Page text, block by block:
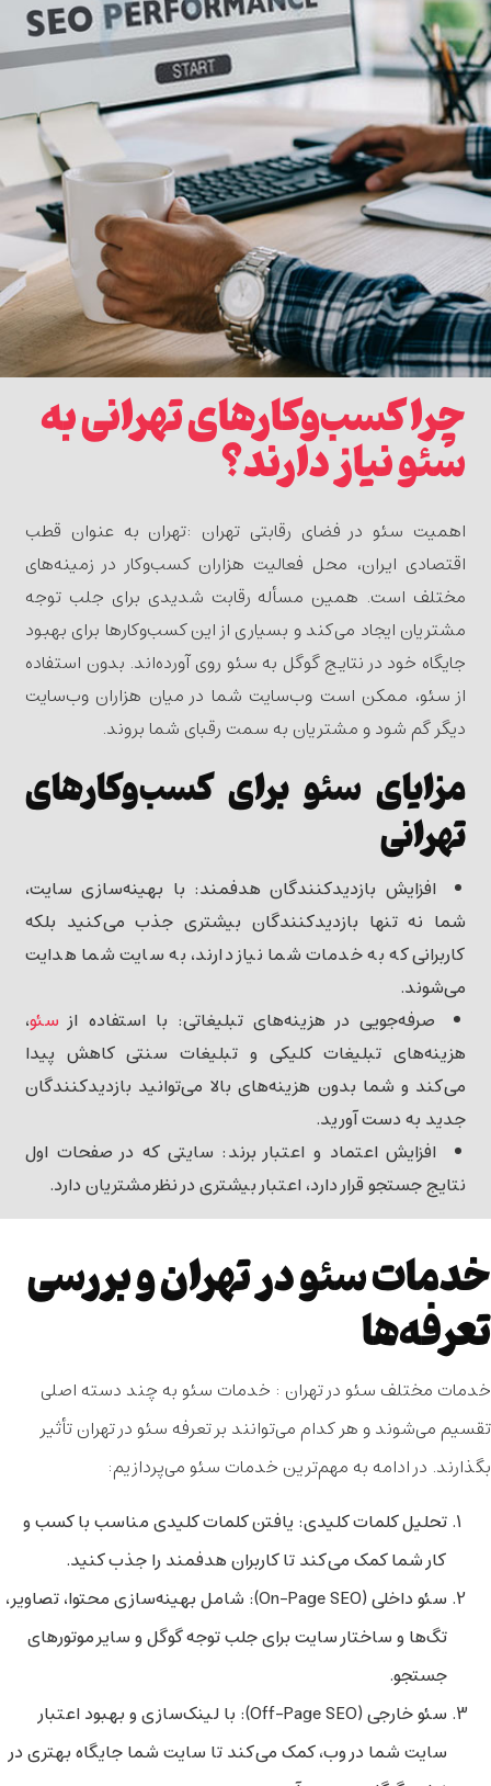
چرا کسب‌وکارهای تهرانی به
سئو نیاز دارند؟
اهمیت سئو در فضای رقابتی تهران :تهران به عنوان قطب
اقتصادی ایران، محل فعالیت هزاران کسب‌وکار در زمینه‌های
مختلف است. همین مسأله رقابت شدیدی برای جلب توجه
مشتریان ایجاد می‌کند و بسیاری از این کسب‌وکارها برای بهبود
جایگاه خود در نتایج گوگل به سئو روی آورده‌اند. بدون استفاده
از سئو، ممکن است وب‌سایت شما در میان هزاران وب‌سایت
دیگر گم شود و مشتریان به سمت رقبای شما بروند.
مزایای سئو برای کسب‌وکارهای
تهرانی
افزایش بازدیدکنندگان هدفمند: با بهینه‌سازی سایت،
شما نه تنها بازدیدکنندگان بیشتری جذب می‌کنید بلکه
کاربرانی که به خدمات شما نیاز دارند، به سایت شما هدایت
می‌شوند.
صرفه‌جویی در هزینه‌های تبلیغاتی: با استفاده از سئو،
هزینه‌های تبلیغات کلیکی و تبلیغات سنتی کاهش پیدا
می‌کند و شما بدون هزینه‌های بالا می‌توانید بازدیدکنندگان
جدید به دست آورید.
افزایش اعتماد و اعتبار برند: سایتی که در صفحات اول
نتایج جستجو قرار دارد، اعتبار بیشتری در نظر مشتریان دارد.
خدمات سئو در تهران و بررسی
تعرفه‌ها
خدمات مختلف سئو در تهران : خدمات سئو به چند دسته اصلی
تقسیم می‌شوند و هر کدام می‌توانند برتعرفه سئو در تهرانتأثیر
بگذارند. در ادامه به مهم‌ترین خدمات سئو می‌پردازیم:
تحلیل کلمات کلیدی: یافتن کلمات کلیدی مناسب با کسب و
کار شما کمک می‌کند تا کاربران هدفمند را جذب کنید.
سئو داخلی (On-Page SEO)
: شامل بهینه‌سازی محتوا، تصاویر،
تگ‌ها و ساختار سایت برای جلب توجه گوگل و سایر موتورهای
جستجو.
سئو خارجی (Off-Page SEO)
: با لینک‌سازی و بهبود اعتبار
سایت شما در وب، کمک می‌کند تا سایت شما جایگاه بهتری در